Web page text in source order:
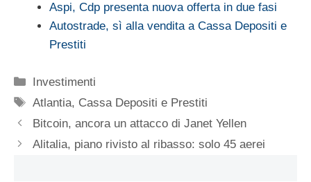
Aspi, Cdp presenta nuova offerta in due fasi
Autostrade, sì alla vendita a Cassa Depositi e
Prestiti
Categorie
Investimenti
Tag
Atlantia, Cassa Depositi e Prestiti
Bitcoin, ancora un attacco di Janet Yellen
Alitalia, piano rivisto al ribasso: solo 45 aerei